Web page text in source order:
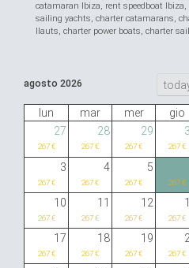
catamaran Ibiza, rent speedboat
sailing yachts, charter catamarans,
llauts, charter power boats, charter
agosto 2026
lun mar mer gio
27
28 29
267 € 267 € 267 € 267 €
3 4 5
267 € 267 € 267 € 267 €
10 11 12
267 € 267 € 267 € 267 €
17 18 19
267 € 267 € 267 € 267 €